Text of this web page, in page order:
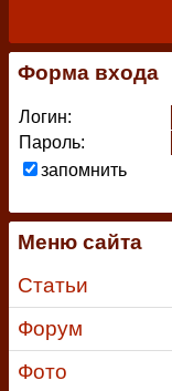
Форма входа
Логин:
Пароль:
запомнить
Меню сайта
Статьи
Форум
Фото